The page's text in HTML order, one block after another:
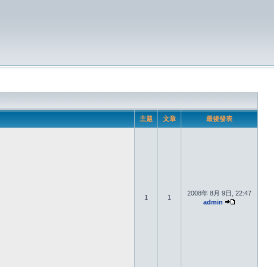
主題 文章 最後發表
1 1
2008年 8月 9日, 22:47
admin